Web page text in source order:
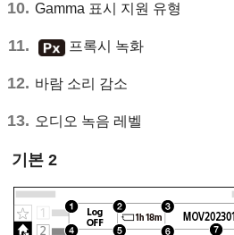
Gamma 표시 지원 유형
프록시 녹화
바람 소리 감소
오디오 녹음 레벨
기본 2